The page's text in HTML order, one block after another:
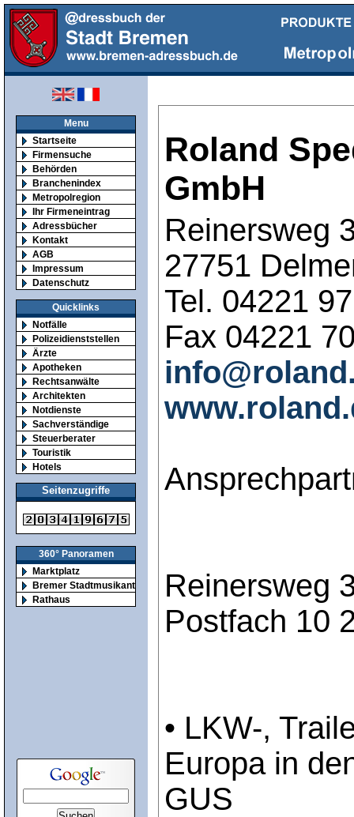
Menu
Startseite
Firmensuche
Behörden
Branchenindex
Metropolregion
Ihr Firmeneintrag
Adressbücher
Kontakt
AGB
Impressum
Datenschutz
Quicklinks
Notfälle
Polizeidienststellen
Ärzte
Apotheken
Rechtsanwälte
Architekten
Notdienste
Sachverständige
Steuerberater
Touristik
Hotels
Seitenzugriffe
360° Panoramen
Marktplatz
Bremer Stadtmusikanten
Rathaus
Roland
GmbH
Reinersweg
27751
Tel. 04221
Fax 04221
Reinersweg
Postfach 10
• LKW-,
Europa in
GUS